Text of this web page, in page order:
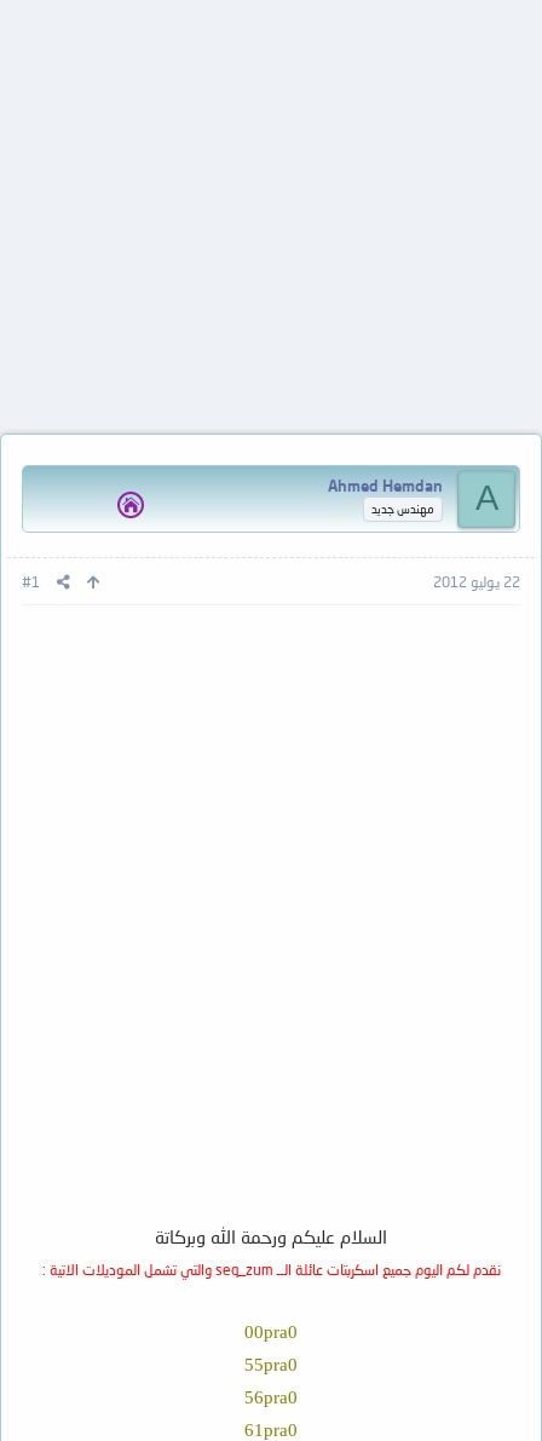
A
Ahmed Hemdan
مهندس جديد
22 يوليو 2012 #1
السلام عليكم ورحمة الله وبركاتة
نقدم لكم اليوم جميع اسكربتات عائلة الــ seq_zum والتي تشمل الموديلات الاتية :
00pra0
55pra0
56pra0
61pra0